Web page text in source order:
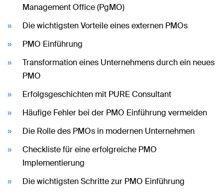
Management Office (PgMO)
Die wichtigsten Vorteile eines externen PMOs
PMO Einführung
Transformation eines Unternehmens durch ein neues
PMO
Erfolgsgeschichten mit PURE Consultant
Häufige Fehler bei der PMO Einführung vermeiden
Die Rolle des PMOs in modernen Unternehmen
Checkliste für eine erfolgreiche PMO
Implementierung
Die wichtigsten Schritte zur PMO Einführung